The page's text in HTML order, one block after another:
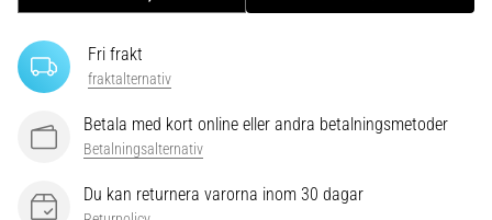
9 min. läsning
Löparknä:
Orsaker,
behandling
och
förebyggande
Löparknä,
Fri frakt
fraktalternativ
Betala med kort online eller andra betalningsmetoder
Betalningsalternativ
Du kan returnera varorna inom 30 dagar